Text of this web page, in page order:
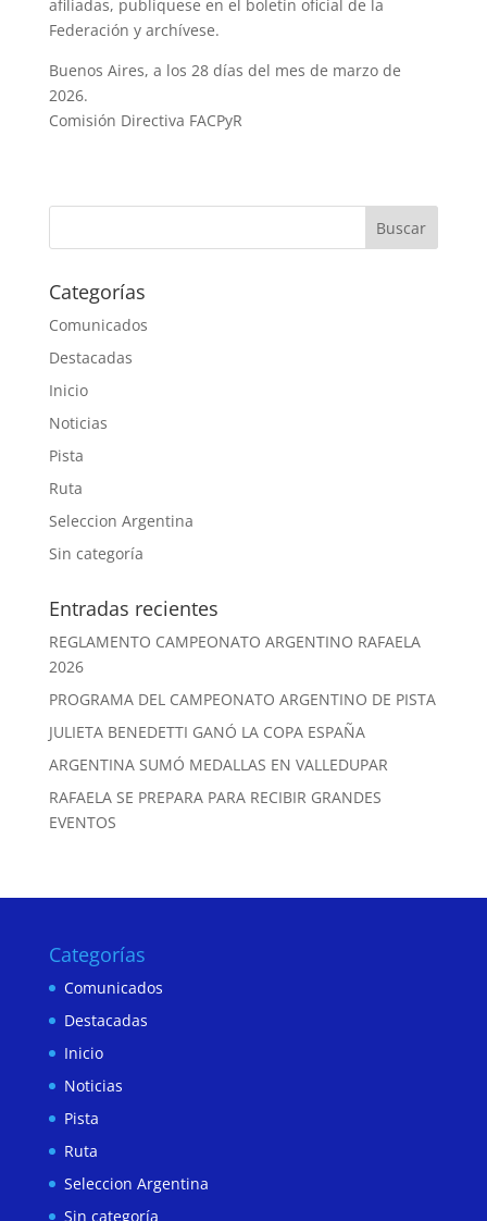
afiliadas, publíquese en el boletín oficial de la
Federación y archívese.
Buenos Aires, a los 28 días del mes de marzo de
2026.
Comisión Directiva FACPyR
Categorías
Comunicados
Destacadas
Inicio
Noticias
Pista
Ruta
Seleccion Argentina
Sin categoría
Entradas recientes
REGLAMENTO CAMPEONATO ARGENTINO RAFAELA
2026
PROGRAMA DEL CAMPEONATO ARGENTINO DE PISTA
JULIETA BENEDETTI GANÓ LA COPA ESPAÑA
ARGENTINA SUMÓ MEDALLAS EN VALLEDUPAR
RAFAELA SE PREPARA PARA RECIBIR GRANDES
EVENTOS
Categorías
Comunicados
Destacadas
Inicio
Noticias
Pista
Ruta
Seleccion Argentina
Sin categoría